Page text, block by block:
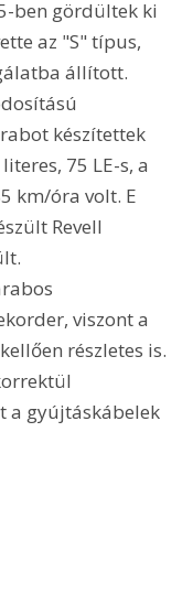
ben gördültek ki
az "S" típus,
állított.
készítettek
75 LE-s, a
km/óra volt. E
Revell
viszont a
részletes is.
a gyújtáskábelek